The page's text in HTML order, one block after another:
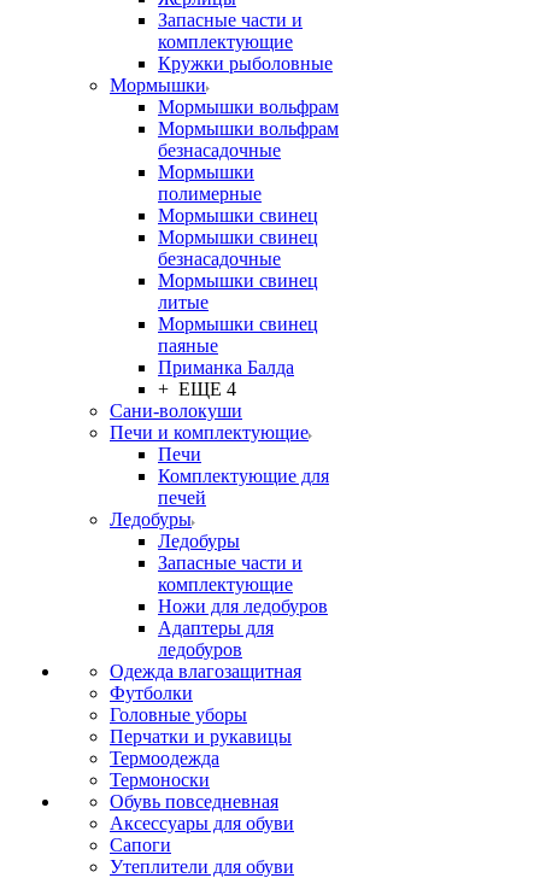
Запасные части и
комплектующие
Кружки рыболовные
Мормышки
Мормышки вольфрам
Мормышки вольфрам
безнасадочные
Мормышки
полимерные
Мормышки свинец
Мормышки свинец
безнасадочные
Мормышки свинец
литые
Мормышки свинец
паяные
Приманка Балда
+ ЕЩЕ 4
Сани-волокуши
Печи и комплектующие
Печи
Комплектующие для
печей
Ледобуры
Ледобуры
Запасные части и
комплектующие
Ножи для ледобуров
Адаптеры для
ледобуров
Одежда влагозащитная
Футболки
Головные уборы
Перчатки и рукавицы
Термоодежда
Термоноски
Обувь повседневная
Аксессуары для обуви
Сапоги
Утеплители для обуви